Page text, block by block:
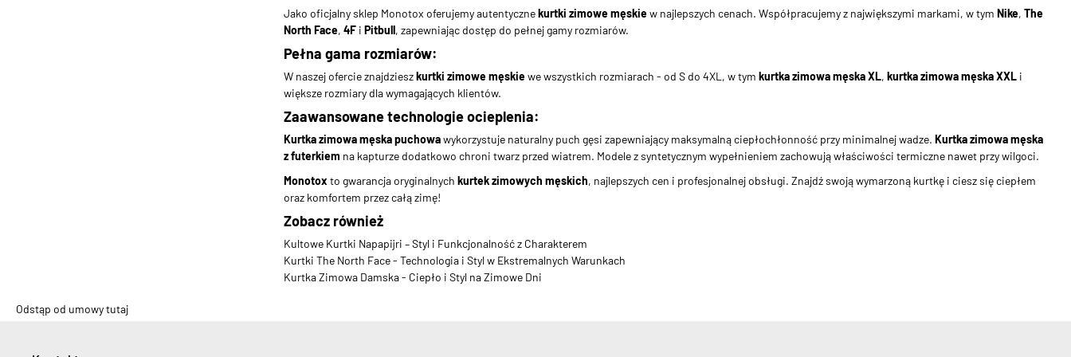
Jako oficjalny sklep Monotox oferujemy autentycznekurtki zimowe męskiew najlepszych cenach. Współpracujemy z największymi markami, w tym Nike, The
North Face, 4F i Pitbull, zapewniając dostęp do pełnej gamy rozmiarów.
Pełna gama rozmiarów:
W naszej ofercie znajdzieszkurtki zimowe męskiewe wszystkich rozmiarach - od S do 4XL, w tym kurtka zimowa męska XL, kurtka zimowa męska XXL i
większe rozmiary dla wymagających klientów.
Zaawansowane technologie ocieplenia:
Kurtka zimowa męska puchowawykorzystuje naturalny puch gęsi zapewniający maksymalną ciepłochłonność przy minimalnej wadze. Kurtka zimowa męska
z futerkiem na kapturze dodatkowo chroni twarz przed wiatrem. Modele z syntetycznym wypełnieniem zachowują właściwości termiczne nawet przy wilgoci.
Monotox to gwarancja oryginalnych kurtek zimowych męskich, najlepszych cen i profesjonalnej obsługi. Znajdź swoją wymarzoną kurtkę i ciesz się ciepłem
oraz komfortem przez całą zimę!
Zobacz również
Kultowe Kurtki Napapijri – Styl i Funkcjonalność z Charakterem
Kurtki The North Face - Technologia i Styl w Ekstremalnych Warunkach
Kurtka Zimowa Damska - Ciepło i Styl na Zimowe Dni
Odstąp od umowy tutaj